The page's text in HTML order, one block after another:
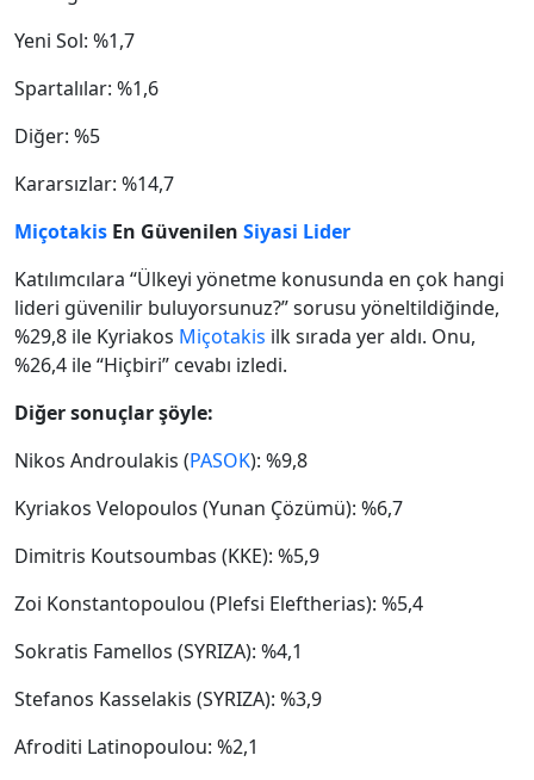
Yeni Sol: %1,7
Spartalılar: %1,6
Diğer: %5
Kararsızlar: %14,7
Miçotakis En Güvenilen Siyasi Lider
Katılımcılara “Ülkeyi yönetme konusunda en çok hangi
lideri güvenilir buluyorsunuz?” sorusu yöneltildiğinde,
%29,8 ile Kyriakos Miçotakis ilk sırada yer aldı. Onu,
%26,4 ile “Hiçbiri” cevabı izledi.
Diğer sonuçlar şöyle:
Nikos Androulakis (PASOK): %9,8
Kyriakos Velopoulos (Yunan Çözümü): %6,7
Dimitris Koutsoumbas (KKE): %5,9
Zoi Konstantopoulou (Plefsi Eleftherias): %5,4
Sokratis Famellos (SYRIZA): %4,1
Stefanos Kasselakis (SYRIZA): %3,9
Afroditi Latinopoulou: %2,1